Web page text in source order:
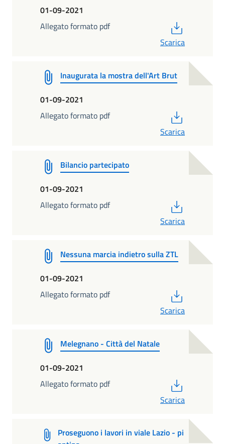
01-09-2021
Allegato formato pdf
Scarica
Inaugurata la mostra dell'Art Brut
01-09-2021
Allegato formato pdf
Scarica
Bilancio partecipato
01-09-2021
Allegato formato pdf
Scarica
Nessuna marcia indietro sulla ZTL
01-09-2021
Allegato formato pdf
Scarica
Melegnano - Città del Natale
01-09-2021
Allegato formato pdf
Scarica
Proseguono i lavori in viale Lazio - pi